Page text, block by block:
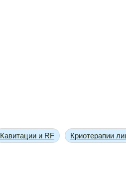
Кавитации и RF Криотерапии